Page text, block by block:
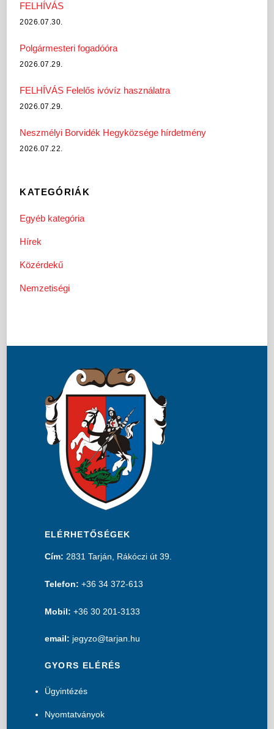
FELHÍVÁS
2026.07.30.
Polgármesteri fogadóóra
2026.07.29.
FELHÍVÁS Felelős ivóvíz használatra
2026.07.29.
Neszmélyi Borvidék Hegyközsége hírdetmény
2026.07.22.
KATEGÓRIÁK
Egyéb kategória
Hírek
Közérdekű
Nemzetiségi
ELÉRHETŐSÉGEK
Cím: 2831 Tarján, Rákóczi út 39.
Telefon: +36 34 372-613
Mobil: +36 30 201-3133
email: jegyzo@tarjan.hu
GYORS ELÉRÉS
Ügyintézés
Nyomtatványok